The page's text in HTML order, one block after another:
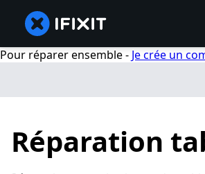
Pour réparer ensemble - Je crée un
Réparation